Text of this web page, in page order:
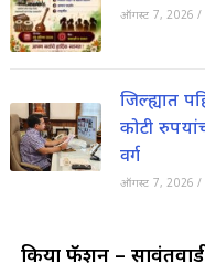
ऑगस्ट 7, 2026 /
जिल्ह्यात
कोटी
वर्ग
ऑगस्ट 7, 2026 /
किया फॅशन –